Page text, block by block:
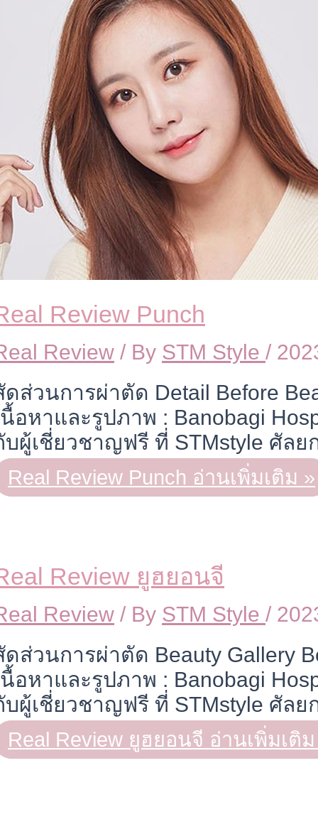
Review Punch
Review / By STM Style /
ดส่วนการผ่าตัด Detail Before
นื้อหาและรูปภาพ : Banobagi
บผู้เชี่ยวชาญฟรี ที่ STMstyle ศัลย
Real Review Punch อ่านเพิ่มเติม »
Review ยูฮยอนจี
Review / By STM Style /
ดส่วนการผ่าตัด Beauty Gallery
นื้อหาและรูปภาพ : Banobagi
บผู้เชี่ยวชาญฟรี ที่ STMstyle ศัลย
Real Review ยูฮยอนจี อ่านเพิ่มเติ